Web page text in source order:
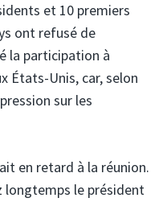
et 10 premiers
ont refusé de
la participation à
États-Unis, car, selon
sur les
en retard à la réunion.
longtemps le président